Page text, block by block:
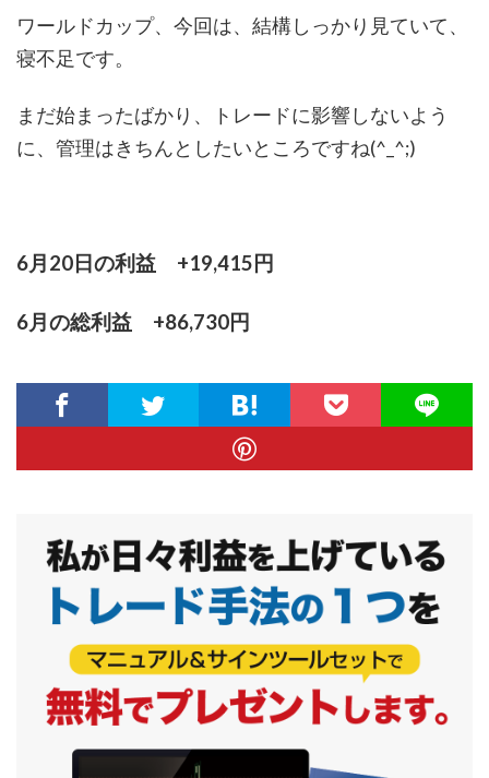
ワールドカップ、今回は、結構しっかり見ていて、
寝不足です。
まだ始まったばかり、トレードに影響しないよう
に、管理はきちんとしたいところですね(^_^;)
6月20日の利益 +19,415円
6月の総利益 +86,730円